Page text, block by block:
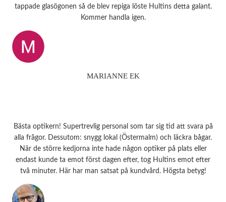
tappade glasögonen så de blev repiga löste Hultins detta galant.
Kommer handla igen.
MARIANNE EK
Bästa optikern! Supertrevlig personal som tar sig tid att svara på
alla frågor. Dessutom: snygg lokal (Östermalm) och läckra bågar.
När de större kedjorna inte hade någon optiker på plats eller
endast kunde ta emot först dagen efter, tog Hultins emot efter
två minuter. Här har man satsat på kundvård. Högsta betyg!